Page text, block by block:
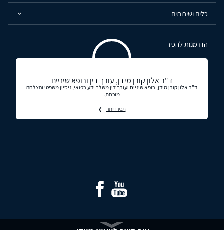
כלים ושירותים
הזדמנות להכיר
ד"ר אלון קורן מידן, עורך דין ורופא שיניים
ד"ר אלון קורן מידן, רופא שיניים ועורך דין משלב ידע רפואי, ניסיון משפטי והצלחה
מוכחת.
תכירו יותר